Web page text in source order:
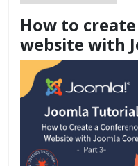
How to
website with